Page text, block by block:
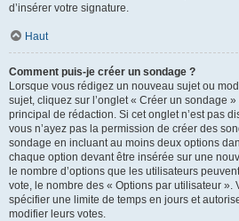
d’insérer votre signature.
Haut
Comment puis-je créer un sondage ?
Lorsque vous rédigez un nouveau sujet ou
sujet, cliquez sur l’onglet « Créer un sondage
principal de rédaction. Si cet onglet n’est pas
vous n’ayez pas la permission de créer des
sondage en incluant au moins deux options
chaque option devant être insérée sur une
le nombre d’options que les utilisateurs
vote, le nombre des « Options par utilisateur ».
spécifier une limite de temps en jours et
modifier leurs votes.